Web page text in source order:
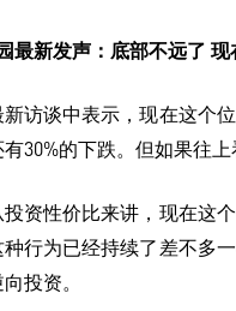
最新发声：底部不远了
访谈中表示，现在这个
30%的下跌。但如果往
投资性价比来讲，现在这
种行为已经持续了差不多
投资。